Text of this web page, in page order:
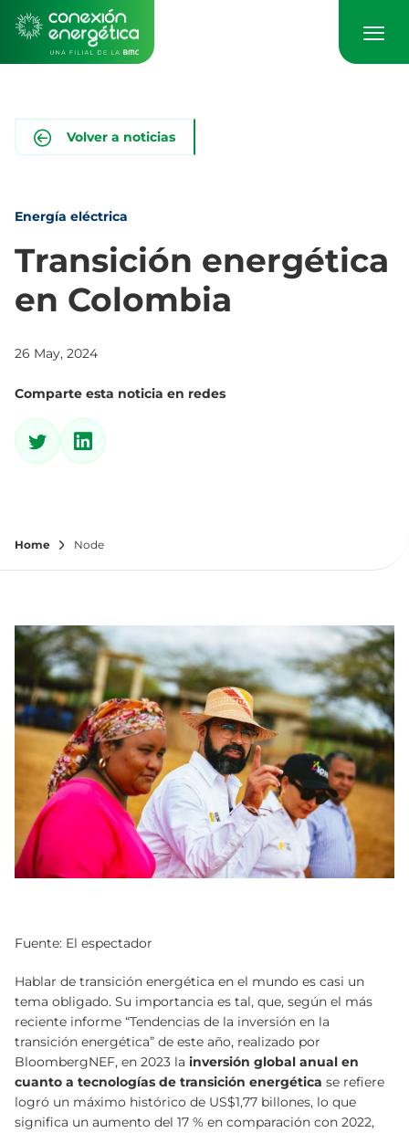
Pasar
contenido
Volver a noticias
Energía eléctrica
Transición energética
en Colombia
26 May, 2024
Comparte esta noticia en redes
Home Node
Fuente: El espectador
Hablar de transición energética en el mundo es casi un
tema obligado. Su importancia es tal, que, según el más
reciente informe “Tendencias de la inversión en la
transición energética” de este año, realizado por
BloombergNEF, en 2023 la inversión global anual en
cuanto a tecnologías de transición energética se refiere
logró un máximo histórico de US$1,77 billones, lo que
significa un aumento del 17 % en comparación con 2022,